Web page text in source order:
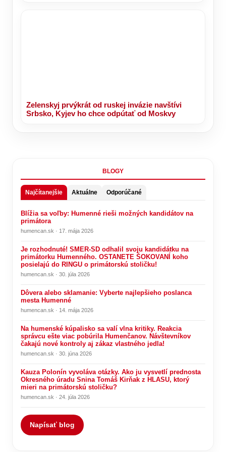
Zelenskyj prvýkrát od ruskej invázie navštívi
Srbsko, Kyjev ho chce odpútať od Moskvy
BLOGY
Najčítanejšie Aktuálne Odporúčané
Blížia sa voľby: Humenné rieši možných kandidátov na
primátora
humencan.sk · 17. mája 2026
Je rozhodnuté! SMER-SD odhalil svoju kandidátku na
primátorku Humenného. OSTANETE ŠOKOVANÍ koho
posielajú do RINGU o primátorskú stoličku!
humencan.sk · 30. júla 2026
Dôvera alebo sklamanie: Vyberte najlepšieho poslanca
mesta Humenné
humencan.sk · 14. mája 2026
Na humenské kúpalisko sa valí vlna kritiky. Reakcia
správcu ešte viac pobúrila Humenčanov. Návštevníkov
čakajú nové kontroly aj zákaz vlastného jedla!
humencan.sk · 30. júna 2026
Kauza Polonín vyvoláva otázky. Ako ju vysvetlí prednosta
Okresného úradu Snina Tomáš Kirňak z HLASU, ktorý
mieri na primátorskú stoličku?
humencan.sk · 24. júla 2026
Napísať blog